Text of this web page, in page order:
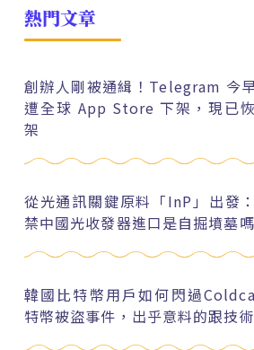
熱門文章
創辦人剛被通緝！Telegram 今
遭全球 App Store 下架，現已
架
從光通訊關鍵原料「InP」出發
禁中國光收發器進口是自掘墳墓
韓國比特幣用戶如何閃過
特幣被盜事件，出乎意料的跟技